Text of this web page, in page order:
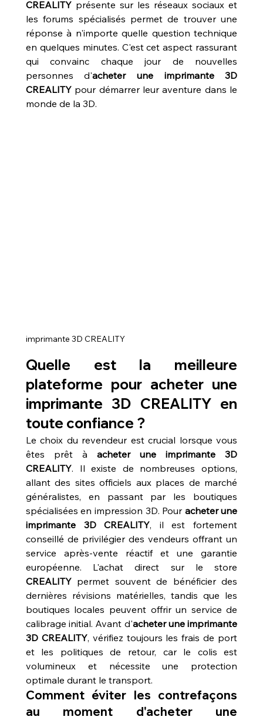
CREALITY présente sur les réseaux sociaux et
les forums spécialisés permet de trouver une
réponse à n'importe quelle question technique
en quelques minutes. C'est cet aspect rassurant
qui convainc chaque jour de nouvelles
personnes d'acheter une imprimante 3D
CREALITY pour démarrer leur aventure dans le
monde de la 3D.
imprimante 3D CREALITY
Quelle est la meilleure
plateforme pour acheter une
imprimante 3D CREALITY en
toute confiance ?
Le choix du revendeur est crucial lorsque vous
êtes prêt à acheter une imprimante 3D
CREALITY. Il existe de nombreuses options,
allant des sites officiels aux places de marché
généralistes, en passant par les boutiques
spécialisées en impression 3D. Pour acheter une
imprimante 3D CREALITY, il est fortement
conseillé de privilégier des vendeurs offrant un
service après-vente réactif et une garantie
CREALITY permet souvent de bénéficier des
dernières révisions matérielles, tandis que les
boutiques locales peuvent offrir un service de
calibrage initial. Avant d'acheter une imprimante
3D CREALITY, vérifiez toujours les frais de port
et les politiques de retour, car le colis est
volumineux et nécessite une protection
optimale durant le transport.
Comment éviter les contrefaçons
au moment d'acheter une